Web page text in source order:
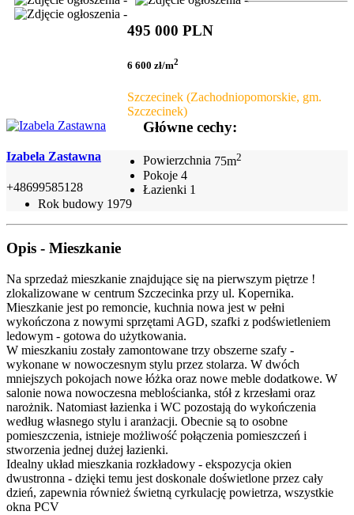
495 000 PLN
6 600 zł/m2
Szczecinek (Zachodniopomorskie, gm.
Szczecinek)
Izabela Zastawna
+48699585128
Główne cechy:
Powierzchnia 75m2
Pokoje 4
Łazienki 1
Rok budowy 1979
Opis - Mieszkanie
Na sprzedaż mieszkanie znajdujące się na pierwszym piętrze !
zlokalizowane w centrum Szczecinka przy ul. Kopernika.
Mieszkanie jest po remoncie, kuchnia nowa jest w pełni
wykończona z nowymi sprzętami AGD, szafki z podświetleniem
ledowym - gotowa do użytkowania.
W mieszkaniu zostały zamontowane trzy obszerne szafy -
wykonane w nowoczesnym stylu przez stolarza. W dwóch
mniejszych pokojach nowe łóżka oraz nowe meble dodatkowe. W
salonie nowa nowoczesna meblościanka, stół z krzesłami oraz
narożnik. Natomiast łazienka i WC pozostają do wykończenia
według własnego stylu i aranżacji. Obecnie są to osobne
pomieszczenia, istnieje możliwość połączenia pomieszczeń i
stworzenia jednej dużej łazienki.
Idealny układ mieszkania rozkładowy - ekspozycja okien
dwustronna - dzięki temu jest doskonale doświetlone przez cały
dzień, zapewnia również świetną cyrkulację powietrza, wszystkie
okna PCV